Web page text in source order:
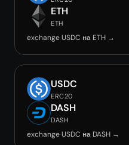
ETH
ETH
exchange USDC на ETH →
USDC
ERC20
DASH
DASH
exchange USDC на DASH →